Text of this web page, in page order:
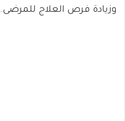
وزيادة فرص العلاج للمرضى.